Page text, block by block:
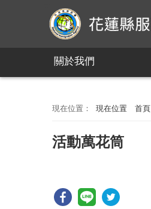
關於我們
現在位置 首頁
活動萬花筒